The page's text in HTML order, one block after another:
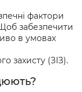
фактори
забезпечити
в умовах
захисту (ЗІЗ).